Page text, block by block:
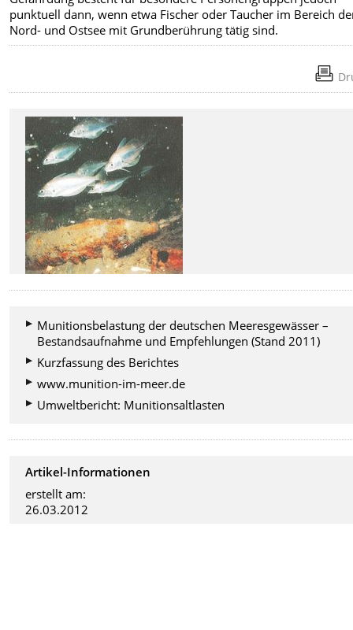
punktuell dann, wenn etwa Fischer oder Taucher im Bereich
Nord- und Ostsee mit Grundberührung tätig sind.
Munitionsbelastung der deutschen Meeresgewässer –
Bestandsaufnahme und Empfehlungen (Stand 2011)
Kurzfassung des Berichtes
www.munition-im-meer.de
Umweltbericht: Munitionsaltlasten
Artikel-Informationen
erstellt am:
26.03.2012